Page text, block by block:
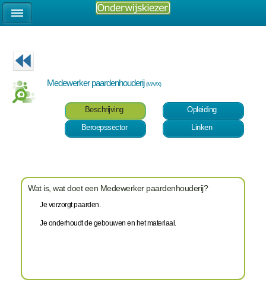
Medewerker paardenhouderij(M/V/X)
Beschrijving
Opleiding
Beroepssector
Linken
Wat is, wat doet een Medewerker paardenhouderij?
Je verzorgt paarden.
Je onderhoudt de gebouwen en het materiaal.